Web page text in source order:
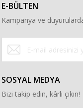
E-BÜLTEN
Kampanya ve
SOSYAL MEDYA
Bizi takip edin, kârlı çıkın!